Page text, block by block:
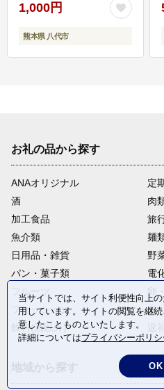
1,000円
熊本県 八代市
お礼の品から探す
ANAオリジナル
定
酒
肉
加工食品
旅
魚介類
麺
日用品・雑貨
野
パン・菓子類
電
フルーツ
卵
ファッション
米
飲料(酒以外)
当サイトでは、サイト利便性向上
用しています。サイトの閲覧を継
意したことものといたします。
詳細についてはプライバシーポリシ
OK